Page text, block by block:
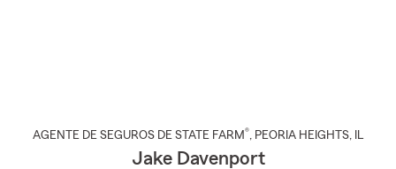
AGENTE DE SEGUROS DE STATE FARM®, PEORIA HEIGHTS, IL
Jake Davenport